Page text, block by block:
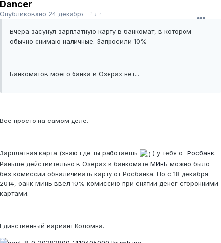
Dancer
Опубликовано 24 декабря, 2014
Вчера засунул зарплатную карту в банкомат, в котором
обычно снимаю наличные. Запросили 10%.
Банкоматов моего банка в Озёрах нет...
Всё просто на самом деле.
Зарплатная карта (знаю где ты работаешь ) у тебя отРосбанк.
Раньше действительно в Озёрах в банкомате МИнБ можно было
без комиссии обналичивать карту от Росбанка. Но с 18 декабря
2014, банк МИнБ ввёл 10% комиссию при снятии денег сторонними
картами.
Единственный вариант Коломна.